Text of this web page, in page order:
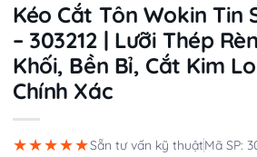
Kéo Cắt Tôn Wokin Tin
– 303212 | Lưỡi Thép
Khối, Bền Bỉ, Cắt Kim
Chính Xác
★★★★★Sẵn tư vấn kỹ thuậtMã SP: